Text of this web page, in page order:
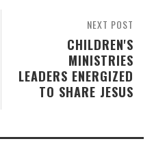
NEXT POST
CHILDREN'S
MINISTRIES
LEADERS ENERGIZED
TO SHARE JESUS